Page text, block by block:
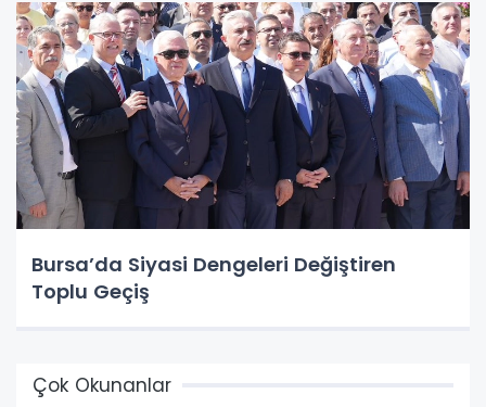
Bursa’da Siyasi Dengeleri Değiştiren
Toplu Geçiş
Çok Okunanlar